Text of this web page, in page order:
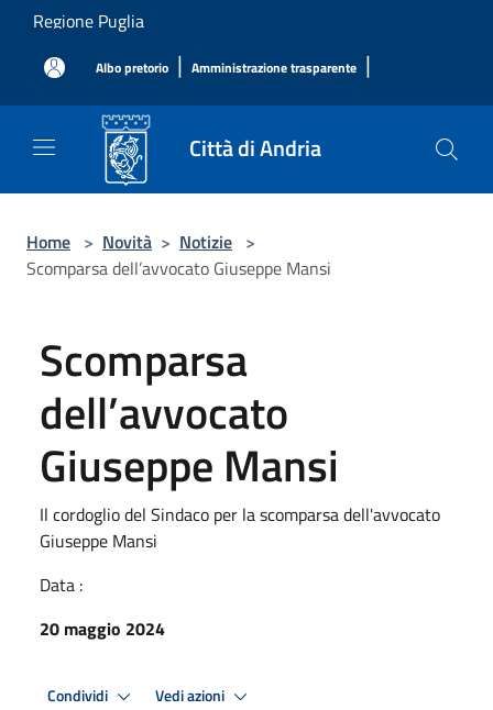
Salta al contenuto principale
Regione Puglia
Albo pretorio | Amministrazione trasparente |
Città di Andria
Home > Novità > Notizie >
Scomparsa dell’avvocato Giuseppe Mansi
Scomparsa
dell’avvocato
Giuseppe Mansi
Il cordoglio del Sindaco per la scomparsa dell'avvocato
Giuseppe Mansi
Data :
20 maggio 2024
Condividi Vedi azioni